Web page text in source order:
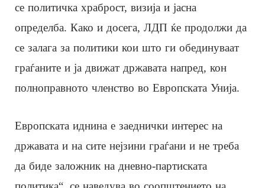
се политичка храброст, визија и јасна
определба. Како и досега, ЛДП ќе продолжи да
се залага за политики кои што ги обединуваат
граѓаните и ја движат државата напред, кон
полноправното членство во Европската Унија.
Европската иднина е заеднички интерес на
државата и на сите нејзини граѓани и не треба
да биде заложник на дневно-партиската